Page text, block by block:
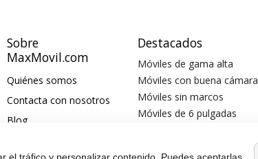
Sobre
MaxMovil.com
Quiénes somos
Contacta con nosotros
Blog
distribuidor?
Destacados
Móviles de gama alta
Móviles con buena cámara
Móviles sin marcos
Móviles de 6 pulgadas